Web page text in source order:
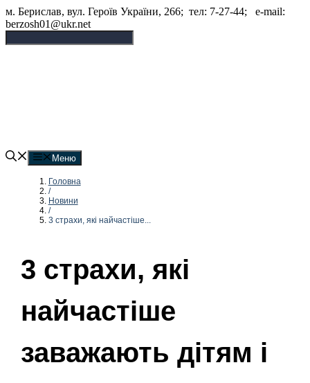
Перейти
до
вмісту
м. Берислав, вул. Героїв України, 266; тел: 7-27-44; e-mail:
berzosh01@ukr.net
Меню
Головна
/
Новини
/
3 страхи, які найчастіше...
3 страхи, які
найчастіше
заважають дітям і